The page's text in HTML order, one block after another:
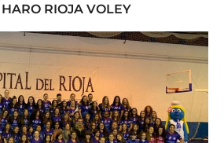
RIOJA VOLEY